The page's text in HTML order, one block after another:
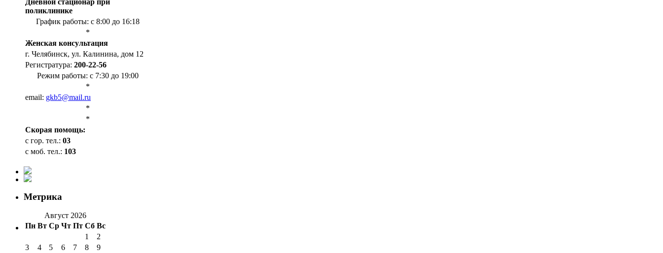
поликлинике
График работы: с 8:00 до 16:18
*
Женская консультация
г. Челябинск, ул. Калинина, дом 12
Регистратура: 200-22-56
Режим работы: с 7:30 до 19:00
*
email: gkb5@mail.ru
*
*
Cкорая помощь:
с гор. тел.: 03
с моб. тел.: 103
Метрика
Август 2026
Пн Вт Ср Чт Пт Сб Вс
1
2
3
4 5 6 7 8 9